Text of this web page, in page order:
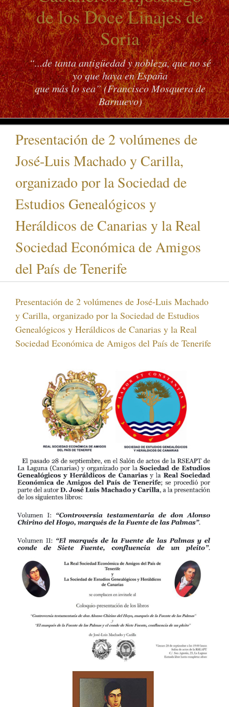
de los Doce Linajes de
Soria
“...de tanta antigüedad y nobleza, que no sé
yo que haya en España
que más lo sea” (Francisco Mosquera de
Barnuevo)
Presentación de 2 volúmenes de
José-Luis Machado y Carilla,
organizado por la Sociedad de
Estudios Genealógicos y
Heráldicos de Canarias y la Real
Sociedad Económica de Amigos
del País de Tenerife
Presentación de 2 volúmenes de José-Luis Machado
y Carilla, organizado por la Sociedad de Estudios
Genealógicos y Heráldicos de Canarias y la Real
Sociedad Económica de Amigos del País de Tenerife